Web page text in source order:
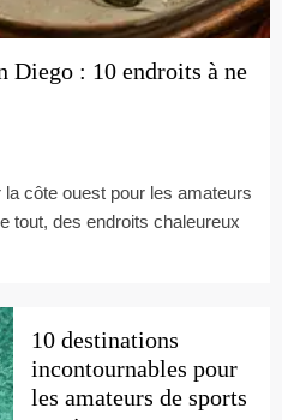
Diego : 10 endroits à ne
côte ouest pour les amateurs
tout, des endroits chaleureux
10 destinations
incontournables pour
les amateurs de sports